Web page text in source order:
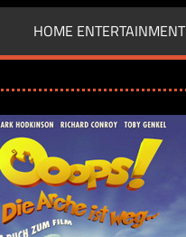
HOME ENTERTAINMENT